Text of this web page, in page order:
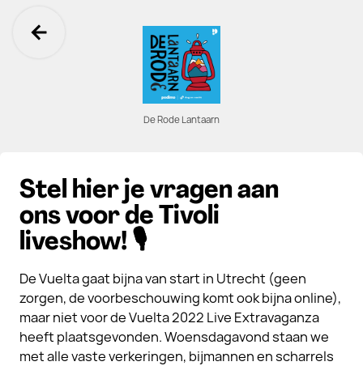
Ga terug
De Rode Lantaarn
Stel hier je vragen aan
ons voor de Tivoli
liveshow! 🎙️
De Vuelta gaat bijna van start in Utrecht (geen
zorgen, de voorbeschouwing komt ook bijna online),
maar niet voor de Vuelta 2022 Live Extravaganza
heeft plaatsgevonden. Woensdagavond staan we
met alle vaste verkeringen, bijmannen en scharrels